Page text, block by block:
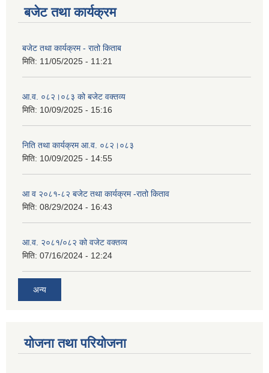
बजेट तथा कार्यक्रम
बजेट तथा कार्यक्रम - रातो किताब
मिति: 11/05/2025 - 11:21
आ.व. ०८२।०८३ को बजेट वक्तव्य
मिति: 10/09/2025 - 15:16
निति तथा कार्यक्रम आ.व. ०८२।०८३
मिति: 10/09/2025 - 14:55
आ व २०८१-८२ बजेट तथा कार्यक्रम -रातो किताव
मिति: 08/29/2024 - 16:43
आ.व. २०८१/०८२ को वजेट वक्तव्य
मिति: 07/16/2024 - 12:24
अन्य
योजना तथा परियोजना